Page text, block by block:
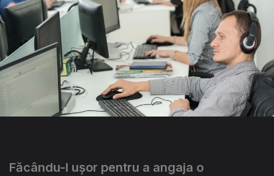
Făcându-l ușor pentru a angaja o